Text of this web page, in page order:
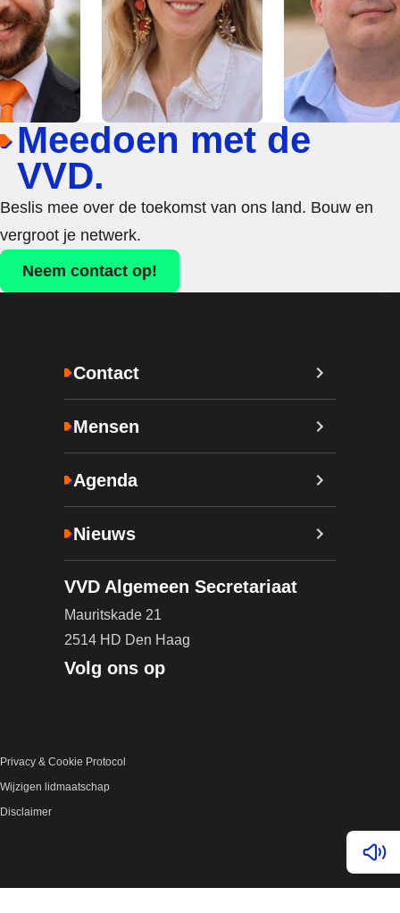
Lees
Meedoen met de
VVD.
Beslis mee over de toekomst van ons land. Bouw en
vergroot je netwerk.
Neem contact op!
Contact
Mensen
Agenda
Nieuws
VVD Algemeen Secretariaat
Mauritskade 21
2514 HD Den Haag
Volg ons op
Privacy & Cookie Protocol
Wijzigen lidmaatschap
Disclaimer